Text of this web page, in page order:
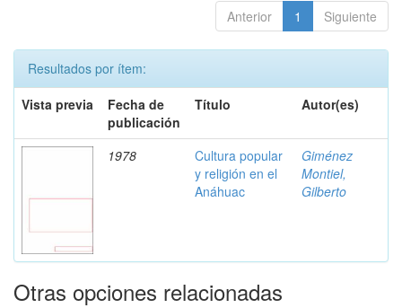
Anterior 1 Siguiente
Resultados por ítem:
Vista previa
Fecha de
publicación
Título Autor(es)
1978
Cultura popular
y religión en el
Anáhuac
Giménez
Montiel,
Gilberto
Otras opciones relacionadas